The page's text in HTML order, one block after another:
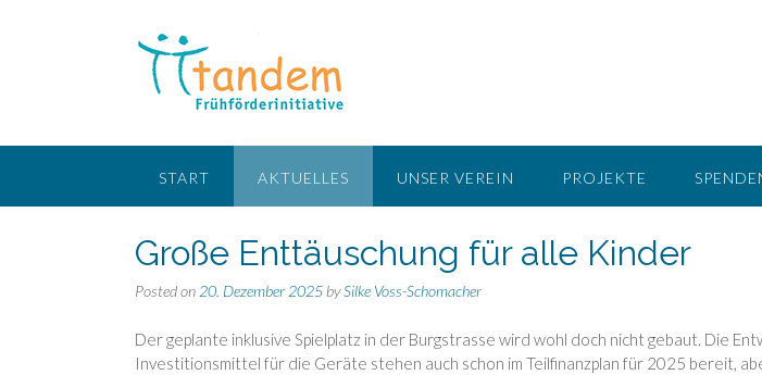
START AKTUELLES UNSER VEREIN PROJEKTE
Große Enttäuschung für alle Kinder
Posted on 20. Dezember 2025 bySilke Voss-Schomacher
Der geplante inklusive Spielplatz in der Burgstrasse wird wohl doch nicht gebaut. Die
Investitionsmittel für die Geräte stehen auch schon im Teilfinanzplan für 2025 bereit,